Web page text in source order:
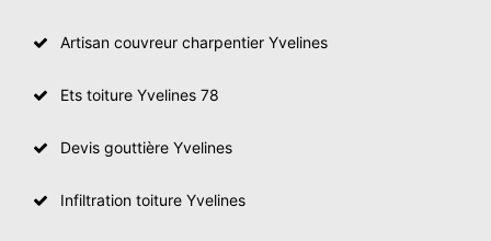
Artisan couvreur charpentier Yvelines
Ets toiture Yvelines 78
Devis gouttière Yvelines
Infiltration toiture Yvelines